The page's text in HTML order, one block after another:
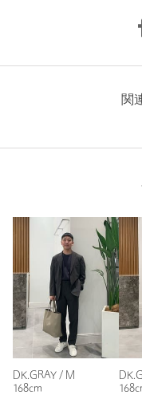
ニックネーム： ヒデ
大人の風格漂うTシャツ
男性
40代後半
身長：
178cm
普段の着用サイズ：L
1人が参考になったと回
参考になった
関
DK.GRAY / M
168cm